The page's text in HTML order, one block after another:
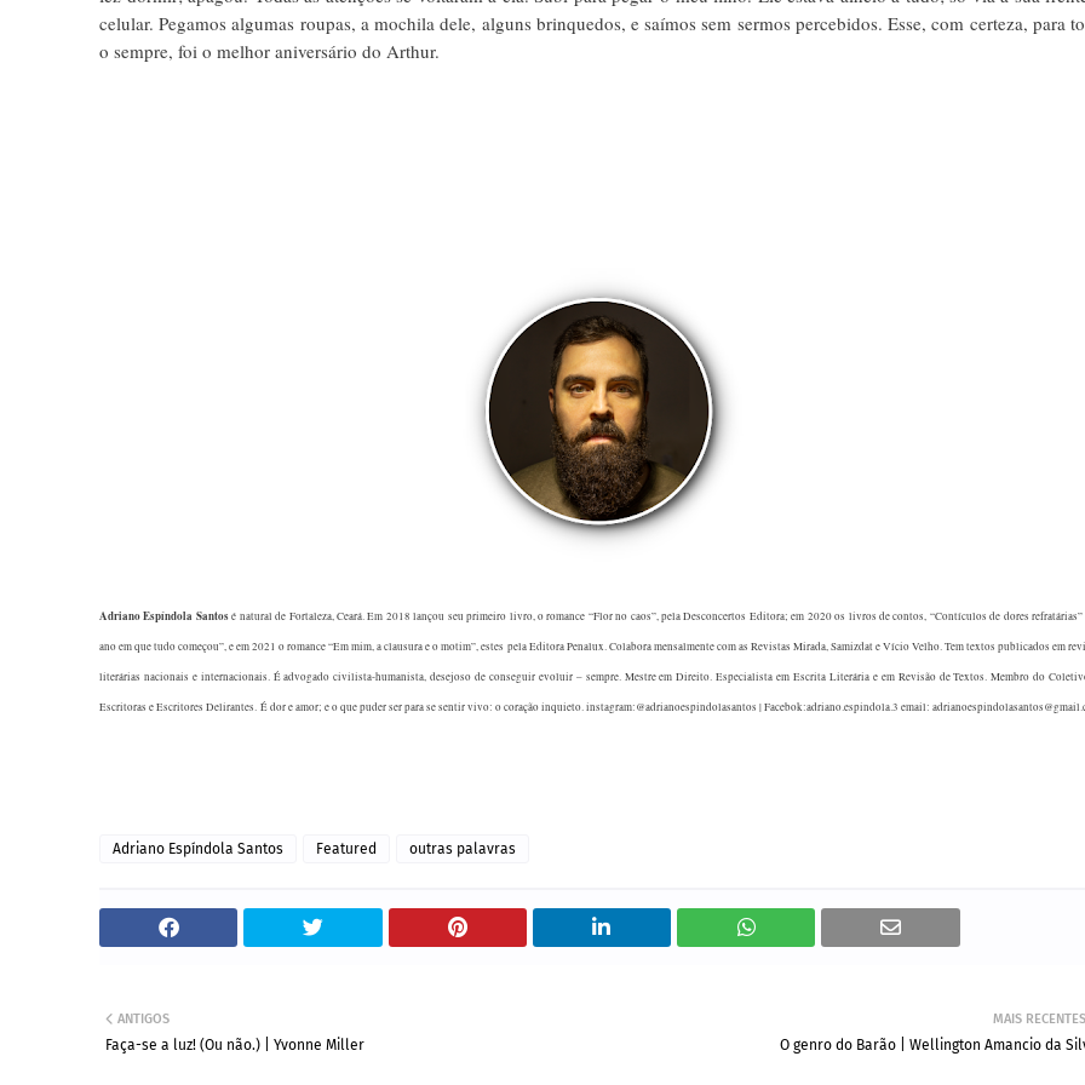
celular. Pegamos algumas roupas, a mochila dele, alguns brinquedos, e saímos sem sermos percebidos. Esse, com certeza, para
o sempre, foi o melhor aniversário do Arthur.
Adriano Espíndola Santosé natural de Fortaleza, Ceará. Em 2018 lançou seu primeiro livro, o romance “Flor no caos”, pela Desconcertos Editora; em 2020 os livros de contos, “Contículos de dores refratárias”
ano em que tudo começou”, e em 2021 o romance “Em mim, a clausura e o motim”, estes pela Editora Penalux. Colabora mensalmente com as Revistas Mirada, Samizdat e Vício Velho. Tem textos publicados em
literárias nacionais e internacionais. É advogado civilista-humanista, desejoso de conseguir evoluir – sempre. Mestre em Direito. Especialista em Escrita Literária e em Revisão de Textos. Membro do
Escritoras e Escritores Delirantes. É dor e amor; e o que puder ser para se sentir vivo: o coração inquieto. instagram:@adrianoespindolasantos | Facebok:adriano.espindola.3 email:
Adriano Espíndola Santos Featured outras palavras
MAIS RECENTES
O genro do Barão | Wellington Amancio da
ANTIGOS
Faça-se a luz! (Ou não.) | Yvonne Miller